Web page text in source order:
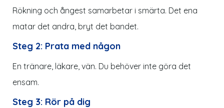
Rökning och ångest samarbetar i smärta. Det ena
matar det andra, bryt det bandet.
Steg 2: Prata med någon
En tränare, läkare, vän. Du behöver inte göra det
ensam.
Steg 3: Rör på dig